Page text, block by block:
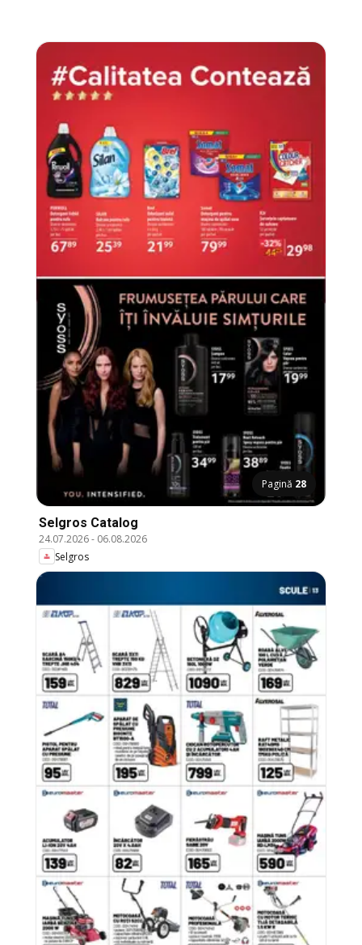
Pagină 28
Selgros Catalog
24.07.2026- 06.08.2026
Selgros